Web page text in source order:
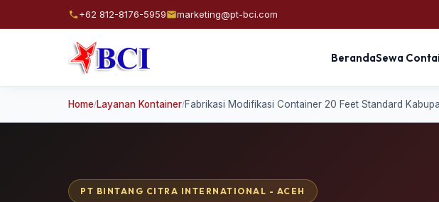
+62 812-8176-5959 marketing@pt-bci.com
BerandaSewa
Home/Layanan Kontainer/Fabrikasi Modifikasi Container 20 Feet Standard
PT BINTANG CITRA INTERNATIONAL - ACEH